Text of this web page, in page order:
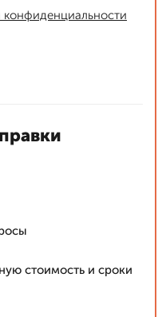
конфиденциальности
стоимость и сроки